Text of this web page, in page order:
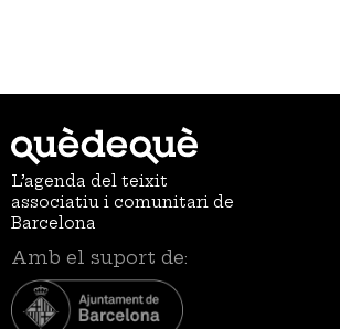
L’agenda del teixit
associatiu i comunitari de
Barcelona
Amb el suport de: